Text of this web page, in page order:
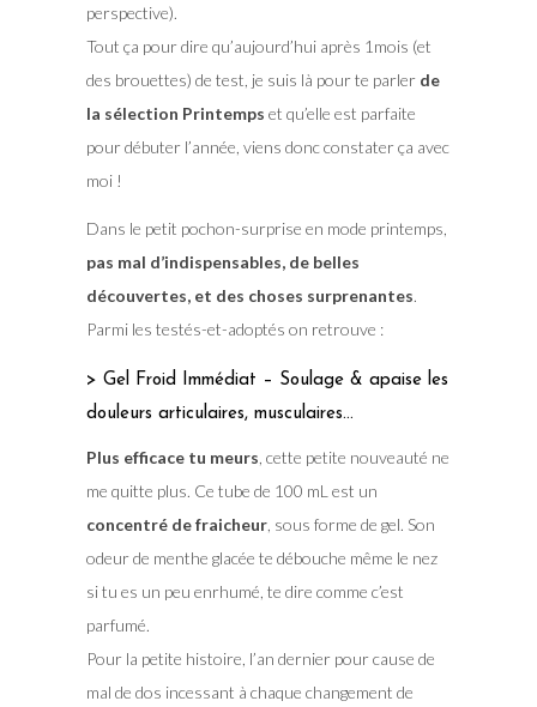
perspective).
Tout ça pour dire qu’aujourd’hui après 1mois (et
des brouettes) de test, je suis là pour te parler de
la sélection Printemps et qu’elle est parfaite
pour débuter l’année, viens donc constater ça avec
moi !
Dans le petit pochon-surprise en mode printemps,
pas mal d’indispensables, de belles
découvertes, et des choses surprenantes.
Parmi les testés-et-adoptés on retrouve :
> Gel Froid Immédiat – Soulage & apaise les
douleurs articulaires, musculaires…
Plus efficace tu meurs , cette petite nouveauté ne
me quitte plus. Ce tube de 100 mL est un
concentré de fraicheur, sous forme de gel. Son
odeur de menthe glacée te débouche même le nez
si tu es un peu enrhumé, te dire comme c’est
parfumé.
Pour la petite histoire, l’an dernier pour cause de
mal de dos incessant à chaque changement de